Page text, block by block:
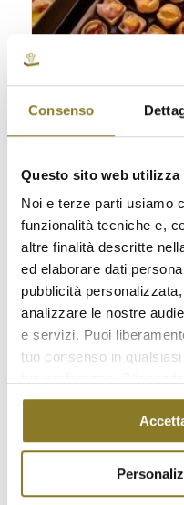
Consenso
Questo sito web utilizza
Noi e terze parti usiamo
funzionalità tecniche e,
altre finalità descritte
ed elaborare dati
pubblicità
analizzare le nostre
e servizi. Puoi
tuo consenso in
cookie" acconsenti
finalità indicate.
tecnici" acconsenti
Cocktail rinforzato |